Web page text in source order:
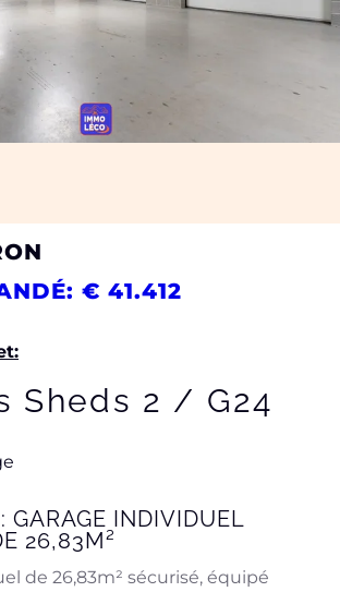
€ 41.412
Sheds 2 / G24
GARAGE INDIVIDUEL
26,83M²
de 26,83m² sécurisé, équipé